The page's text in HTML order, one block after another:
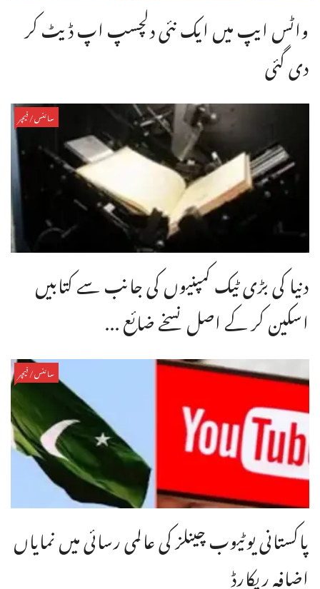
واٹس ایپ میں ایک نئی دلچسپ اپ ڈیٹ کر
دی گئی
سائنس/فیچر
دنیا کی بڑی ٹیک کمپنیوں کی جانب سے کتابیں
اسکین کر کے اصل نسخے ضائع ...
سائنس/فیچر
پاکستانی یوٹیوب چینلز کی عالمی رسائی میں نمایاں
اضافہ ریکارڈ